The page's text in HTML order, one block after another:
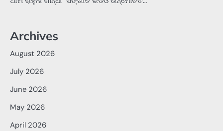
Archives
August 2026
July 2026
June 2026
May 2026
April 2026